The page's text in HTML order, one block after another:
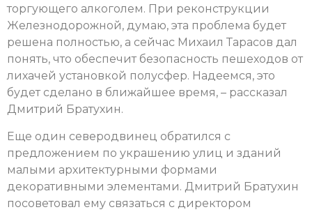
торгующего алкоголем. При реконструкции
Железнодорожной, думаю, эта проблема будет
решена полностью, а сейчас Михаил Тарасов дал
понять, что обеспечит безопасность пешеходов от
лихачей установкой полусфер. Надеемся, это
будет сделано в ближайшее время, – рассказал
Дмитрий Братухин.
Еще один северодвинец обратился с
предложением по украшению улиц и зданий
малыми архитектурными формами
декоративными элементами. Дмитрий Братухин
посоветовал ему связаться с директором